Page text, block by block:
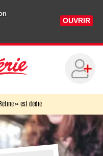
OUVRIR
» est dédié